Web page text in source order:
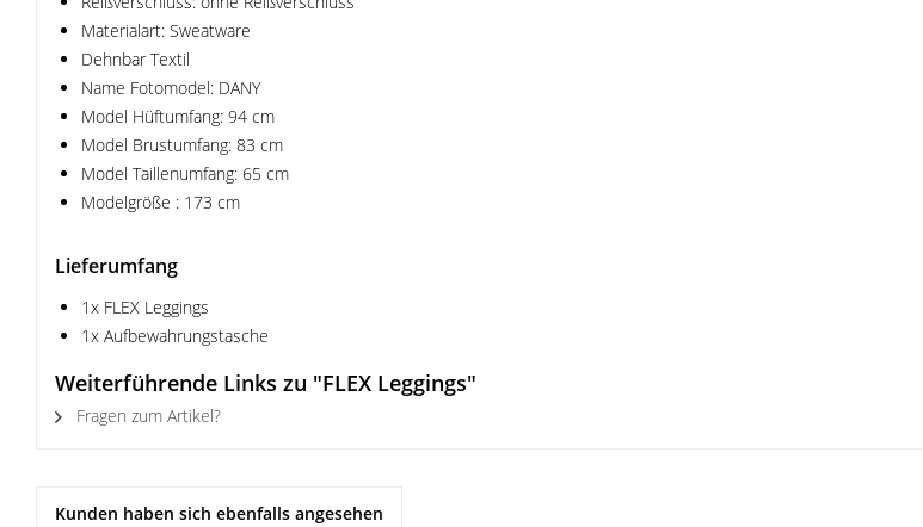
Materialart: Sweatware
Dehnbar Textil
Name Fotomodel: DANY
Model Hüftumfang: 94 cm
Model Brustumfang: 83 cm
Model Taillenumfang: 65 cm
Modelgröße : 173 cm
Lieferumfang
1x FLEX Leggings
1x Aufbewahrungstasche
Weiterführende Links zu "FLEX Leggings"
Fragen zum Artikel?
Kunden haben sich ebenfalls angesehen